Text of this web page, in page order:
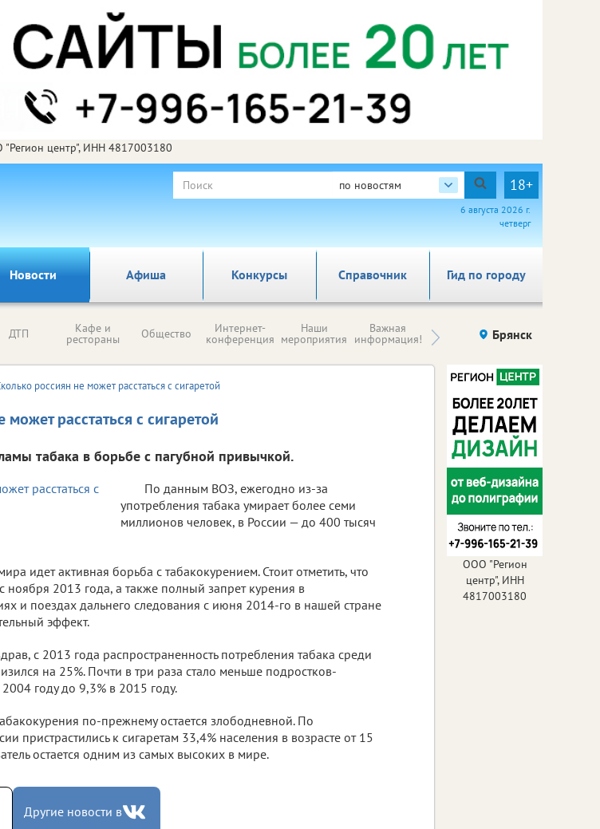
центр", ИНН 4817003180
по новостям 18+
6 августа 2026 г.
четверг
Новости Афиша Справочник Гид по городу
Конкурсы
ДТП Кафе и
рестораны Общество Интернет-
конференция
Наши
мероприятия
Важная
информация! Происшествия Здоровье
Брянск
россиян не может расстаться с сигаретой
расстаться с сигаретой
табака в борьбе с пагубной привычкой.
По данным ВОЗ, ежегодно из-за
употребления табака умирает более семи
миллионов человек, в России — до 400 тысяч
идет активная борьба с табакокурением. Стоит отметить, что
ноября 2013 года, а также полный запрет курения в
и поездах дальнего следования с июня 2014-го в нашей стране
эффект.
с 2013 года распространенность потребления табака среди
на 25%. Почти в три раза стало меньше подростков-
году до 9,3% в 2015 году.
по-прежнему остается злободневной. По
пристрастились к сигаретам 33,4% населения в возрасте от 15
остается одним из самых высоких в мире.
Другие новости в
ООО "Регион
центр", ИНН
4817003180